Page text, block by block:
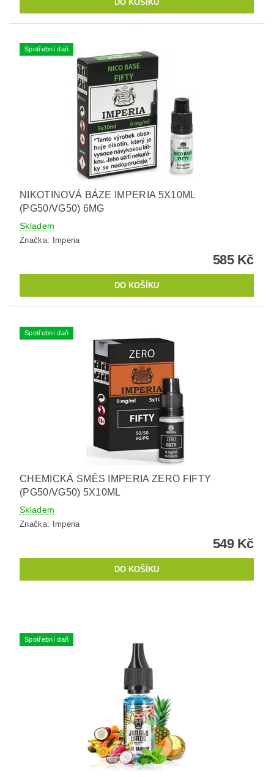
Spotřební daň
NIKOTINOVÁ BÁZE IMPERIA 5X10ML
(PG50/VG50) 6MG
Skladem
Značka: Imperia
585 Kč
Spotřební daň
CHEMICKÁ SMĚS IMPERIA ZERO FIFTY
(PG50/VG50) 5X10ML
Skladem
Značka: Imperia
549 Kč
Spotřební daň